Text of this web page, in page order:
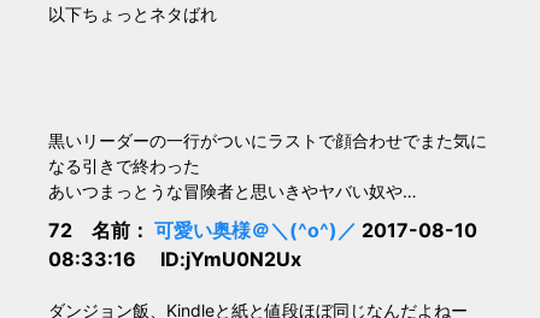
以下ちょっとネタばれ
黒いリーダーの一行がついにラストで顔合わせでまた気に
なる引きで終わった
あいつまっとうな冒険者と思いきやヤバい奴や…
72 名前： 可愛い奥様＠＼(^o^)／ 2017-08-10
08:33:16 ID:jYmU0N2Ux
ダンジョン飯、Kindleと紙と値段ほぼ同じなんだよねー